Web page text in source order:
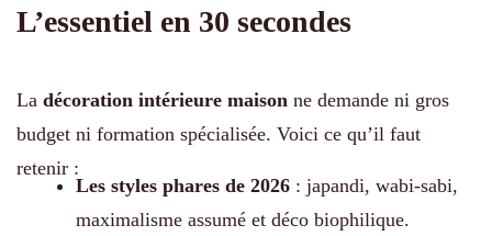
L’essentiel en 30 secondes
La décoration intérieure maison ne demande ni gros
budget ni formation spécialisée. Voici ce qu’il faut
retenir :
Les styles phares de 2026 : japandi, wabi-sabi,
maximalisme assumé et déco biophilique.